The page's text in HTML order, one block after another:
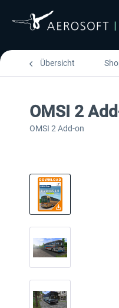
Übersicht
OMSI 2
OMSI 2 Add-on